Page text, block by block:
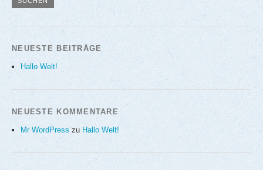
NEUESTE BEITRÄGE
Hallo Welt!
NEUESTE KOMMENTARE
Mr WordPress zu Hallo Welt!